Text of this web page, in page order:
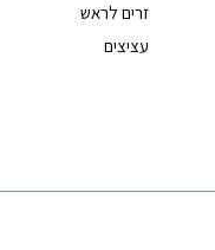
זרים לראש
עציצים